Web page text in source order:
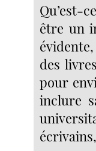
Qu’est-
être un
des
pour
inclure